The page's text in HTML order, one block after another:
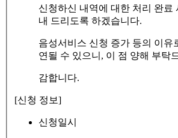
신청하신 내역에 대한 처리 완료
내 드리도록 하겠습니다.
음성서비스 신청 증가 등의 이유
연될 수 있으니, 이 점 양해 부탁
감합니다.
[신청 정보]
신청일시